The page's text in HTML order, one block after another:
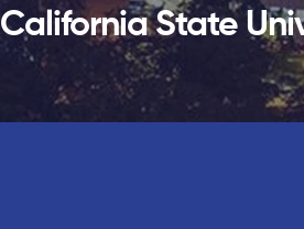
California State